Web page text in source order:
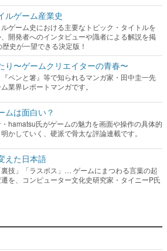
ルゲーム産業史
ゲーム史における主要なトピック・タイトルを
開発者へのインタビューや識者による解説を掲
史が一望できる決定版！
り〜ゲームクリエイターの青春〜
『ペンと箸』等で知られるマンガ家・田中圭一先
業界レポートマンガです。
ムは面白い？
hamatsu氏がゲームの魅力を画面や操作の具体的
かしていく、硬派で骨太な評論連載です。
えた日本語
裏技」「ラスボス」… ゲームにまつわる言葉の起
を、コンピューター文化史研究家・タイニーP氏